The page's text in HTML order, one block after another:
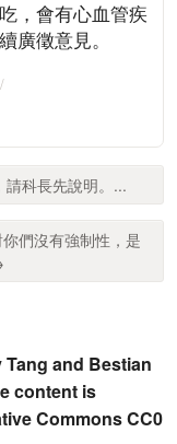
，會有心血管疾
廣徵意見。
科長先說明。...
們沒有強制性，是
and Bestian
content is
Commons CC0